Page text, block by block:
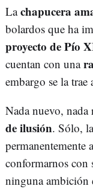
Lachapucera
bolardos que ha
proyecto de Pío
cuentan con una
embargo se la trae
Nada nuevo, nada
de ilusión. Sólo,
permanentemente
conformarnos con
ninguna ambición